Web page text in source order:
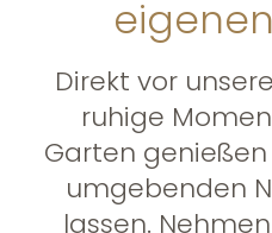
Direkt vor
ruhige
Garten
umgebenden
lassen.